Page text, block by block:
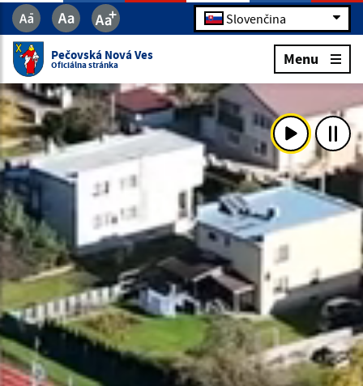
Slovenčina
Pečovská Nová Ves
Oficiálna stránka Menu